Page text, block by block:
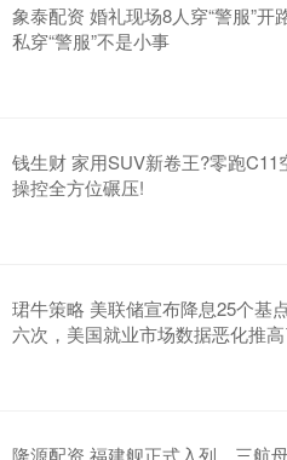
象泰配资 婚礼现场8人穿“警服”开
私穿“警服”不是小事
钱生财 家用SUV新卷王?零跑C11
操控全方位碾压!
珺牛策略 美联储宣布降息25个基
六次，美国就业市场数据恶化推
隆源配资 福建舰正式入列，三航母